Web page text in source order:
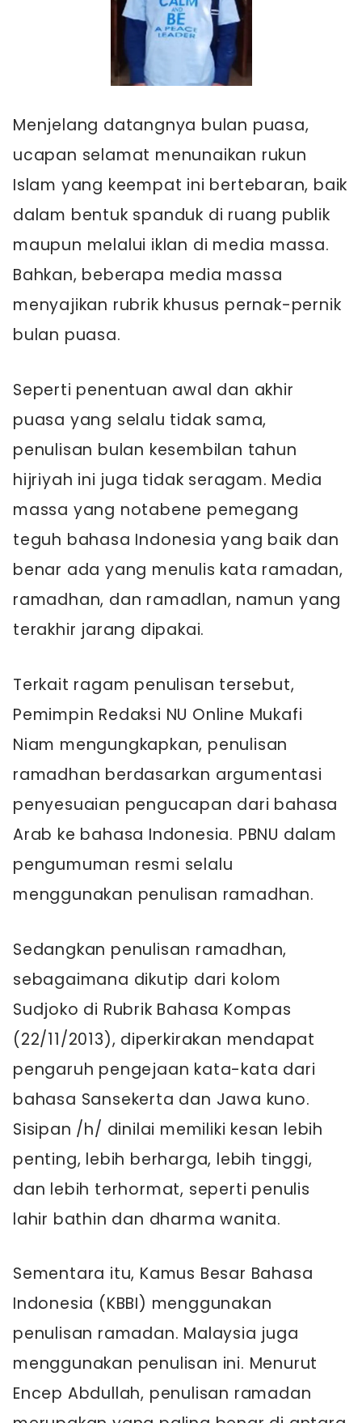
Menjelang datangnya bulan puasa,
ucapan selamat menunaikan rukun
Islam yang keempat ini bertebaran, baik
dalam bentuk spanduk di ruang publik
maupun melalui iklan di media massa.
Bahkan, beberapa media massa
menyajikan rubrik khusus pernak-pernik
bulan puasa.
Seperti penentuan awal dan akhir
puasa yang selalu tidak sama,
penulisan bulan kesembilan tahun
hijriyah ini juga tidak seragam. Media
massa yang notabene pemegang
teguh bahasa Indonesia yang baik dan
benar ada yang menulis kata ramadan,
ramadhan, dan ramadlan, namun yang
terakhir jarang dipakai.
Terkait ragam penulisan tersebut,
Pemimpin Redaksi NU Online Mukafi
Niam mengungkapkan, penulisan
ramadhan berdasarkan argumentasi
penyesuaian pengucapan dari bahasa
Arab ke bahasa Indonesia. PBNU dalam
pengumuman resmi selalu
menggunakan penulisan ramadhan.
Sedangkan penulisan ramadhan,
sebagaimana dikutip dari kolom
Sudjoko di Rubrik Bahasa Kompas
(22/11/2013), diperkirakan mendapat
pengaruh pengejaan kata-kata dari
bahasa Sansekerta dan Jawa kuno.
Sisipan /h/ dinilai memiliki kesan lebih
penting, lebih berharga, lebih tinggi,
dan lebih terhormat, seperti penulis
lahir bathin dan dharma wanita.
Sementara itu, Kamus Besar Bahasa
Indonesia (KBBI) menggunakan
penulisan ramadan. Malaysia juga
menggunakan penulisan ini. Menurut
Encep Abdullah, penulisan ramadan